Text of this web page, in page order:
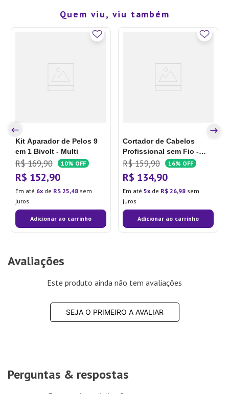
Quem viu, viu também
Kit Aparador de Pelos 9
em 1 Bivolt - Multi
R$ 169,90 10% OFF
R$ 152,90
Em até 6 de R$ 25,48 sem
juros
Adicionar ao carrinho
Cortador de Cabelos
Profissional sem Fio -
Multi
R$ 159,90 16% OFF
R$ 134,90
Em até 5 de R$ 26,98 sem
juros
Adicionar ao carrinho
Avaliações
Este produto ainda não tem avaliações
SEJA O PRIMEIRO A AVALIAR
Perguntas & respostas